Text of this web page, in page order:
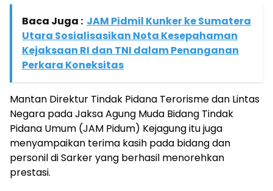
Baca Juga : JAM Pidmil Kunker ke Sumatera
Utara Sosialisasikan Nota Kesepahaman
Kejaksaan RI dan TNI dalam Penanganan
Perkara Koneksitas
Mantan Direktur Tindak Pidana Terorisme dan Lintas
Negara pada Jaksa Agung Muda Bidang Tindak
Pidana Umum (JAM Pidum) Kejagung itu juga
menyampaikan terima kasih pada bidang dan
personil di Sarker yang berhasil menorehkan
prestasi.